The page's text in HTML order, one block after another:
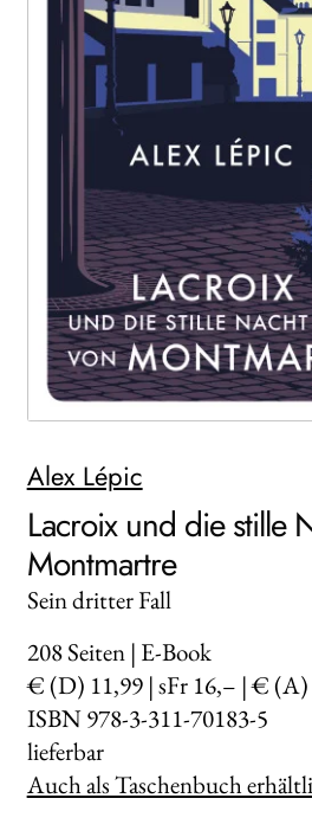
WEITERE VERLAGE
Search:
Alex Lépic
Lacroix und die stille
Montmartre
Sein dritter Fall
208Seiten | E-Book
€ (D) 11,99 | sFr 16,– | € (A)
ISBN 978-3-311-70183-5
lieferbar
Auch als Taschenbuch